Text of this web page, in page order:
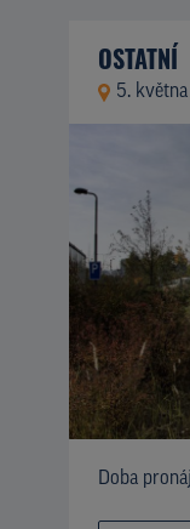
OSTATNÍ
5.
Doba